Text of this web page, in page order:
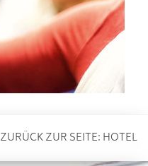
ZURÜCK ZUR SEITE: HOTEL